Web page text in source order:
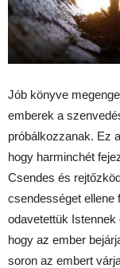
Jób könyve
emberek a
próbálkozzanak. Ez
hogy harminchét
Csendes és
csendességet ellene
odavetettük
hogy az ember
soron az embert